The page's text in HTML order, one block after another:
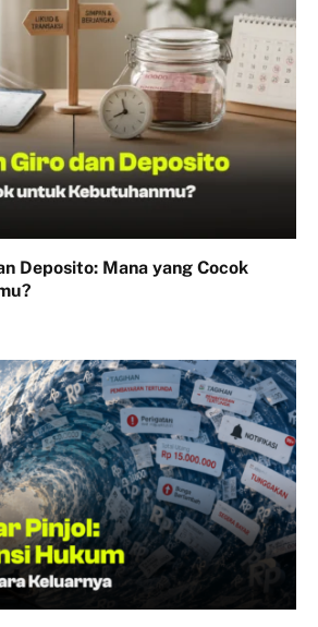
Deposito: Mana yang Cocok